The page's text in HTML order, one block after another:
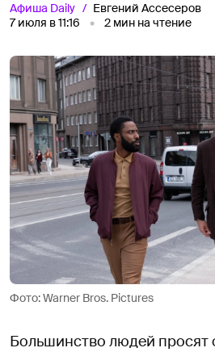
Афиша Daily
Евгений Ассесеров
7 июля в 11:16
2 мин на чтение
Фото: Warner Bros. Pictures
Большинство людей просят